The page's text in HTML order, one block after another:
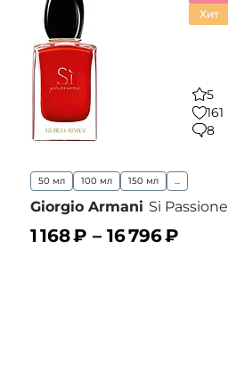
Хит
5
161
8
50 мл 100 мл 150 мл ...
Giorgio Armani Si Passione
1 168₽ – 16 796₽